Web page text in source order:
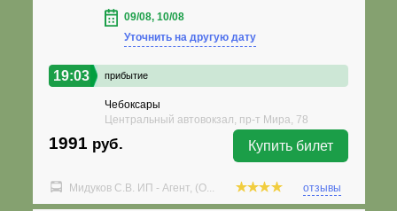
09/08, 10/08
Уточнить на другую дату
19:03 прибытие
Чебоксары
Центральный автовокзал, пр-т Мира, 78
1991 руб. Купить билет
Мидуков С.В. ИП - Агент, (О... отзывы